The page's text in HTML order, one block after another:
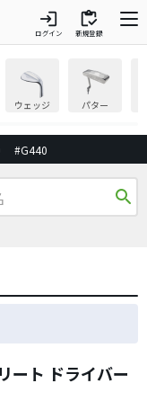
login
ログイン
inventory
新規登録
ウェッジ パター
#G440
search
ート ドライバー